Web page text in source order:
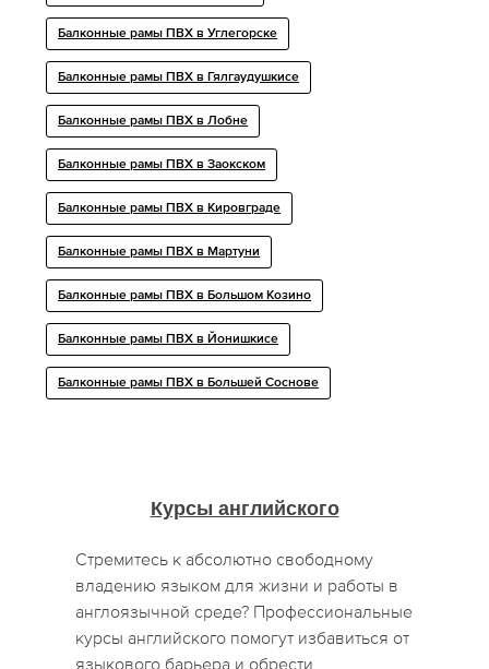
Балконные рамы ПВХ в Углегорске
Балконные рамы ПВХ в Гялгаудушкисе
Балконные рамы ПВХ в Лобне
Балконные рамы ПВХ в Заокском
Балконные рамы ПВХ в Кировграде
Балконные рамы ПВХ в Мартуни
Балконные рамы ПВХ в Большом Козино
Балконные рамы ПВХ в Йонишкисе
Балконные рамы ПВХ в Большей Соснове
Курсы английского
Стремитесь к абсолютно свободному
владению языком для жизни и работы в
англоязычной среде? Профессиональные
курсы английского помогут избавиться от
языкового барьера и обрести